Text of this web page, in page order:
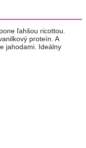
ľahšou ricottou.
proteín. A
jahodami. Ideálny